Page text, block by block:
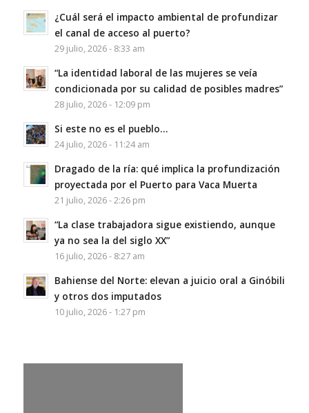
¿Cuál será el impacto ambiental de profundizar
el canal de acceso al puerto?
29 julio, 2026 - 8:33 am
“La identidad laboral de las mujeres se veía
condicionada por su calidad de posibles madres”
28 julio, 2026 - 12:09 pm
Si este no es el pueblo…
24 julio, 2026 - 11:24 am
Dragado de la ría: qué implica la profundización
proyectada por el Puerto para Vaca Muerta
21 julio, 2026 - 2:26 pm
“La clase trabajadora sigue existiendo, aunque
ya no sea la del siglo XX”
16 julio, 2026 - 8:27 am
Bahiense del Norte: elevan a juicio oral a Ginóbili
y otros dos imputados
10 julio, 2026 - 1:27 pm